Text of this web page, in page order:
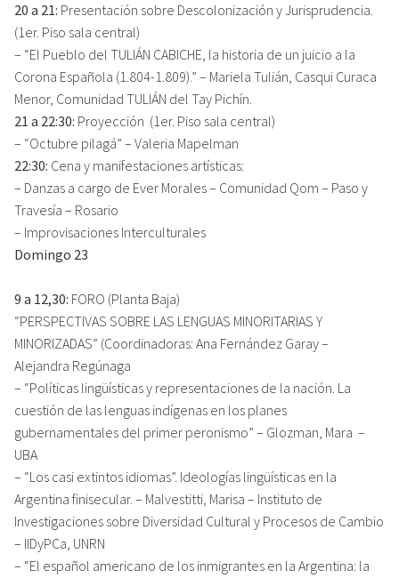
20 a 21: Presentación sobre Descolonización y Jurisprudencia.
(1er. Piso sala central)
– “El Pueblo del TULIÁN CABICHE, la historia de un juicio a la
Corona Española (1.804-1.809).” – Mariela Tulián, Casqui Curaca
Menor, Comunidad TULIÁN del Tay Pichín.
21 a 22:30: Proyección (1er. Piso sala central)
– “Octubre pilagá” – Valeria Mapelman
22:30: Cena y manifestaciones artísticas:
– Danzas a cargo de Ever Morales – Comunidad Qom – Paso y
Travesía – Rosario
– Improvisaciones Interculturales
Domingo 23
9 a 12,30: FORO (Planta Baja)
“PERSPECTIVAS SOBRE LAS LENGUAS MINORITARIAS Y
MINORIZADAS” (Coordinadoras: Ana Fernández Garay –
Alejandra Regúnaga
– “Políticas lingüísticas y representaciones de la nación. La
cuestión de las lenguas indígenas en los planes
gubernamentales del primer peronismo” – Glozman, Mara –
UBA
– “Los casi extintos idiomas”. Ideologías lingüísticas en la
Argentina finisecular. – Malvestitti, Marisa – Instituto de
Investigaciones sobre Diversidad Cultural y Procesos de Cambio
– IIDyPCa, UNRN
– “El español americano de los inmigrantes en la Argentina: la